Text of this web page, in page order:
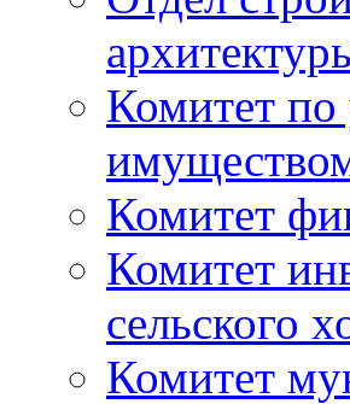
Комитет
Комитет
Комитет
сельского
Комитет